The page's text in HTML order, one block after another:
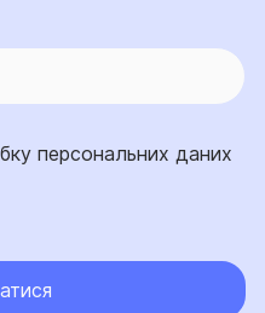
персональних даних